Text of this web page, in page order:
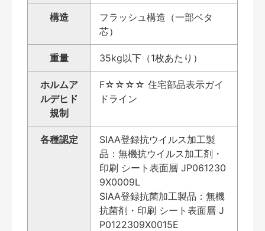
構造
フラッシュ構造（一部ベタ
芯）
重量 35kg以下（1枚あたり）
ホルムア
ルデヒド
規制
F☆☆☆☆ 住宅部品表示ガイ
ドライン
各種認定
SIAA登録抗ウイルス加工製
品：無機抗ウイルス加工剤・
印刷 シート表面層 JP061230
9X0009L
SIAA登録抗菌加工製品：無機
抗菌剤・印刷 シート表面層 J
P0122309X0015E